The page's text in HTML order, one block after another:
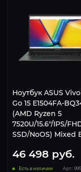
Ноутбук ASUS
Go 15 E1504FA-
(AMD Ryzen 5
7520U/15.6"/IPS/
SSD/NoOS) Mixed
46 498 руб.
Есть в наличии Арт.: